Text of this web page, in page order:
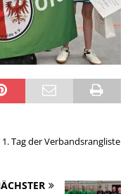
Tag der Verbandsrangliste